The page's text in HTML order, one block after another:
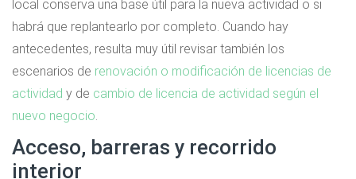
local conserva una base útil para la nueva actividad o si
habrá que replantearlo por completo. Cuando hay
antecedentes, resulta muy útil revisar también los
escenarios de renovación o modificación de licencias de
actividad y de cambio de licencia de actividad según el
nuevo negocio
Acceso, barreras y recorrido
interior